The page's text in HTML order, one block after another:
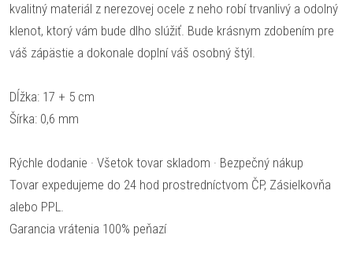
kvalitný materiál z nerezovej ocele z neho robí trvanlivý a odolný
klenot, ktorý vám bude dlho slúžiť. Bude krásnym zdobením pre
váš zápästie a dokonale doplní váš osobný štýl.
Dĺžka: 17 + 5 cm
Šírka: 0,6 mm
Rýchle dodanie · Všetok tovar skladom · Bezpečný nákup
Tovar expedujeme do 24 hod prostredníctvom ČP, Zásielkovňa
alebo PPL.
Garancia vrátenia 100% peňazí